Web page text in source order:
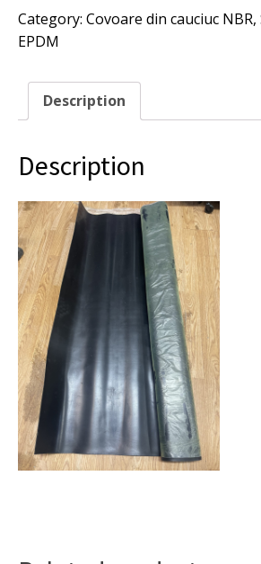
mm,
placa
Category: Covoare din cauciuc NBR,
EPDM
Description
Description